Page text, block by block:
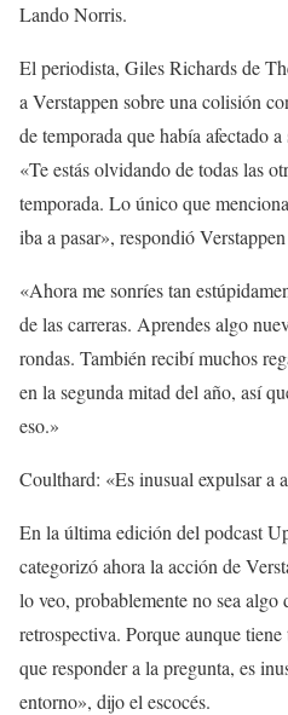
Lando Norris.
El periodista, Giles Richards de
a Verstappen sobre una colisión
de temporada que había afectado
«Te estás olvidando de todas las
temporada. Lo único que
iba a pasar», respondió
«Ahora me sonríes tan
de las carreras. Aprendes algo
rondas. También recibí muchos
en la segunda mitad del año, así
eso.»
Coulthard: «Es inusual expulsar a
En la última edición del podcast
categorizó ahora la acción de
lo veo, probablemente no sea
retrospectiva. Porque aunque
que responder a la pregunta, es
entorno», dijo el escocés.